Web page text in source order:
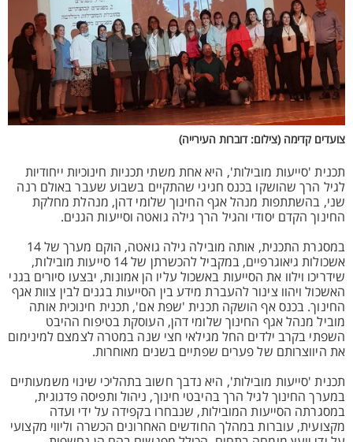
צועדים קדימה (צילום: דוברות העירייה)
תכנית 'סייעות מובילות', היא אחת משתי תכניות חינוכיות ייחודיות
לגיל הרך שהושקו בכנס חגיגי שהתקיים בשבוע שעבר באולם רנה
שני, בהשתתפות מנהל אגף החינוך שלומי דהן, מנהלת מחלקת
החינוך הקדם יסודי והגיל הרך גילה גואטה וסייעות הגנים.
במסגרת התכנית, אותה מובילה גילה גואטה, הוקם מערך של 14
אשכולות גיאוגרפיים, במקביל להכשרתן של 14 סייעות מובילות,
שידריכו וילוו את הסייעות באשכול עליו הן אמונות, יבצעו סיורים בגני
האשכול ויהוו צינור להעברת מידע בין הסייעות בגנים לבין צוות אגף
החינוך. בכנס אף הושקה תכנית 'שפת אם', תכנית חינוכית אותה
מוביל מנהל אגף החינוך שלומי דהן, העוסקת בטיפוח ההיבט
השפתי בקרב ילדים החל מגילאי חצי שנה במטרה לצמצם למינימום
את היווצרותם של פערים שפתיים בשנים מאוחרות.
תכנית 'סייעות מובילות', היא נדבך חשוב בתהליכי שינוי משמעותיים
במערך החינוך לגיל הרך בהיבטי חינוך, ניהול ותפיסה פדגוגית,
במסגרתה הסייעות המובילות, שנבחרו בקפידה על ידי ועדה
מקצועית, עוברות במהלך החודשים האחרונים הכשרה וליווי מקצועי